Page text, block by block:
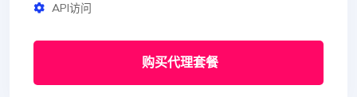
API访问
购买代理套餐